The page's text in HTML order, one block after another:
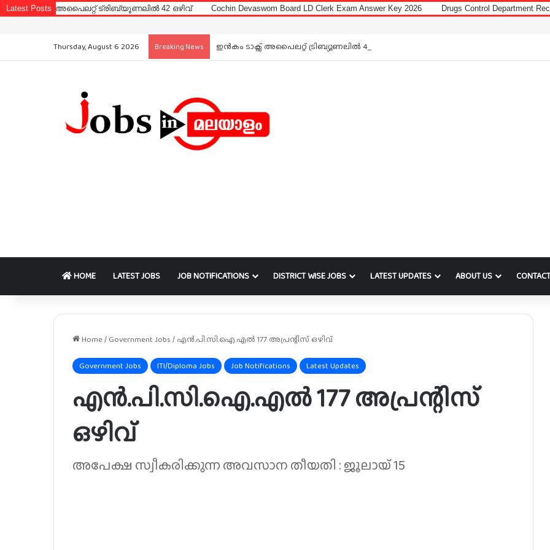
Latest Postsട്രിബ്യൂണലിൽ 42 ഒഴിവ് Cochin Devaswom Board LD Clerk Exam Answer Key 2026 Drugs Control Department Recruitment 2026 for
Thursday, August 6 2026
Breaking News ഇൻകം ടാക്സ് അപൈലറ്റ് ട്രിബ്യൂണലിൽ 42 ഒഴിവ്
HOME LATEST JOBS JOB NOTIFICATIONS DISTRICT WISE JOBS LATEST UPDATES ABOUT US
Home/ Government Jobs / എൻ.പി.സി.ഐ.എൽ 177 അപ്രന്റിസ് ഒഴിവ്
Government Jobs ITI/Diploma Jobs Job Notifications Latest Updates
എൻ.പി.സി.ഐ.എൽ 177 അപ്രന്റിസ്
ഒഴിവ്
അപേക്ഷ സ്വീകരിക്കുന്ന അവസാന തീയതി : ജൂലായ് 15